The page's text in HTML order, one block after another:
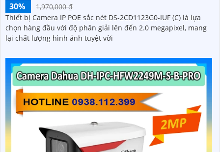
30%
1,970,000 ₫
Thiết bị Camera IP POE sắc nét DS-2CD1123G0-IUF (C) là lựa
chọn hàng đầu với độ phân giải lên đến 2.0 megapixel, mang
lại chất lượng hình ảnh tuyệt vời